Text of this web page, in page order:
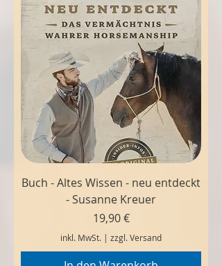
Buch - Altes Wissen - neu entdeckt
- Susanne Kreuer
Preis
19,90 €
inkl. MwSt. | zzgl. Versand